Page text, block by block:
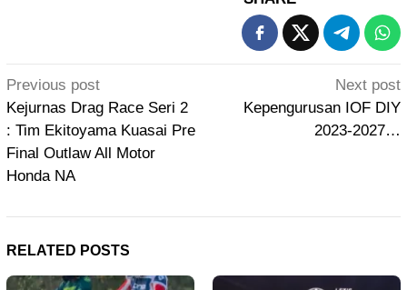
Post
navigation
Previous post
Kejurnas Drag Race Seri 2
: Tim Ekitoyama Kuasai Pre
Final Outlaw All Motor
Honda NA
Next post
Kepengurusan IOF DIY
2023-2027…
RELATED POSTS